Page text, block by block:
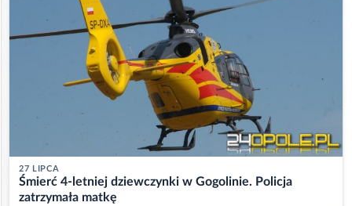
27 LIPCA
Śmierć 4-letniej dziewczynki w Gogolinie. Policja
zatrzymała matkę